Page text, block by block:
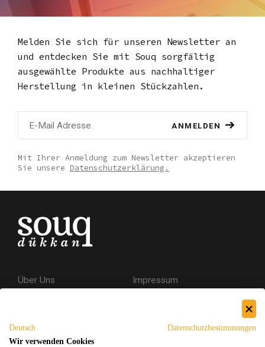
Melden Sie sich für unseren Newsletter an
und entdecken Sie mit Souq sorgfältig
ausgewählte Produkte aus nachhaltiger
Herstellung in kleinen Stückzahlen.
ANMELDEN
Mit Ihrer Anmeldung zum Newsletter akzeptieren
Sie unsere Datenschutzerklärung.
Über Uns
Impressum
Deutsch
Datenschutzbestimmungen
Wir verwenden Cookies